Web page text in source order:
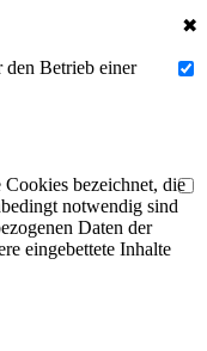
✖
Betrieb einer
bezeichnet, die
notwendig sind
Daten der
eingebettete Inhalte